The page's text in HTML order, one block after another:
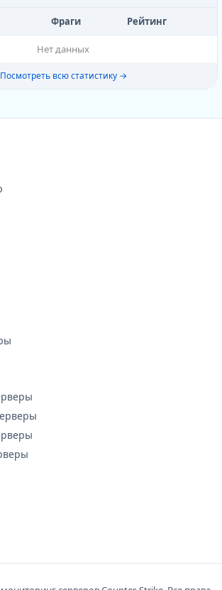
Фраги Рейтинг
Нет данных
Посмотреть всю статистику →